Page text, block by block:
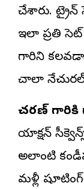
చేశారు. ట్రైన్
ఇలా ప్రతి
గారిని
చాలా
చరణ్
యాక్షన్
అలాంటి
మళ్లీ